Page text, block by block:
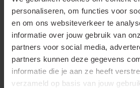
personaliseren, om functies voor
en om ons websiteverkeer te
informatie over jouw gebruik van
partners voor social media,
partners kunnen deze gegevens
informatie die je aan ze heeft
verzameld op basis van jouw
Micro uitvoering
Transparant
Lengte (L)
20